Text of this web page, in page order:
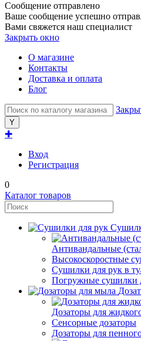
Сообщение отправлено
Ваше сообщение успешно
Вами свяжется наш специалист
Закрыть окно
О магазине
Контакты
Доставка и оплата
Блог
✚
Вход
Регистрация
0
Каталог товаров
Антивандальные
Высокоскоростные
Сушилки для рук в
Погружные сушилки
Дозаторы для
Сенсорные дозаторы
Дозаторы для